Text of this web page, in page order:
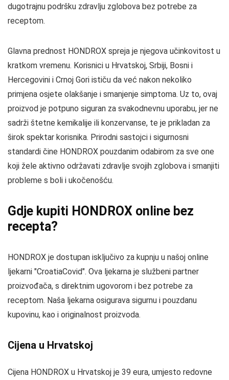
dugotrajnu podršku zdravlju zglobova bez potrebe za
receptom.
Glavna prednost HONDROX spreja je njegova učinkovitost u
kratkom vremenu. Korisnici u Hrvatskoj, Srbiji, Bosni i
Hercegovini i Crnoj Gori ističu da već nakon nekoliko
primjena osjete olakšanje i smanjenje simptoma. Uz to, ovaj
proizvod je potpuno siguran za svakodnevnu uporabu, jer ne
sadrži štetne kemikalije ili konzervanse, te je prikladan za
širok spektar korisnika. Prirodni sastojci i sigurnosni
standardi čine HONDROX pouzdanim odabirom za sve one
koji žele aktivno održavati zdravlje svojih zglobova i smanjiti
probleme s boli i ukočenošću.
Gdje kupiti HONDROX online bez
recepta?
HONDROX je dostupan isključivo za kupnju u našoj online
ljekarni "CroatiaCovid". Ova ljekarna je službeni partner
proizvođača, s direktnim ugovorom i bez potrebe za
receptom. Naša ljekarna osigurava sigurnu i pouzdanu
kupovinu, kao i originalnost proizvoda.
Cijena u Hrvatskoj
Cijena HONDROX u Hrvatskoj je 39 eura, umjesto redovne